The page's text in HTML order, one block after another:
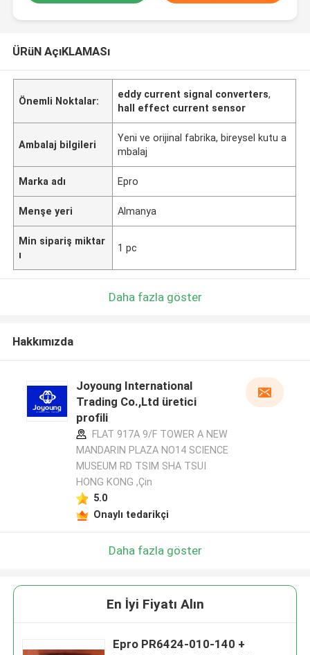
ÜRüN AçıKLAMASı
Önemli Noktalar:
eddy current signal converters,
hall effect current sensor
Ambalaj bilgileri
Yeni ve orijinal fabrika, bireysel kutu a
mbalaj
Marka adı Epro
Menşe yeri Almanya
Min sipariş miktar
ı
1 pc
Daha fazla göster
Hakkımızda
Joyoung International
Trading Co.,Ltd üretici
profili
FLAT 917A 9/F TOWER A NEW
MANDARIN PLAZA NO14 SCIENCE
MUSEUM RD TSIM SHA TSUI
HONG KONG ,Çin
5.0
Onaylı tedarikçi
Daha fazla göster
En İyi Fiyatı Alın
Epro PR6424-010-140 +